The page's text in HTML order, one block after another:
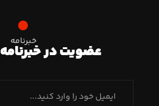
خبرنامه
عضویت در خبرنامه